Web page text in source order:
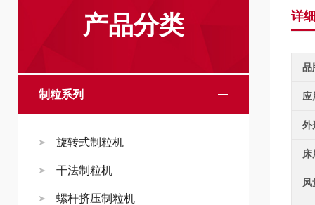
产品分类
制粒系列
旋转式制粒机
干法制粒机
螺杆挤压制粒机
详
品
应
外
床
风